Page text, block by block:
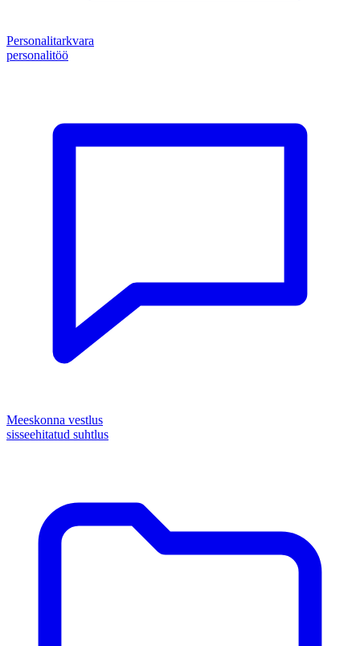
Personalitarkvara
personalitöö
Meeskonna vestlus
sisseehitatud suhtlus